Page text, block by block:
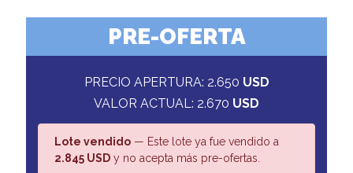
PRE-OFERTA
PRECIO APERTURA: 2.650 USD
VALOR ACTUAL: 2.670 USD
Lote vendido — Este lote ya fue vendido a
2.845 USD y no acepta más pre-ofertas.